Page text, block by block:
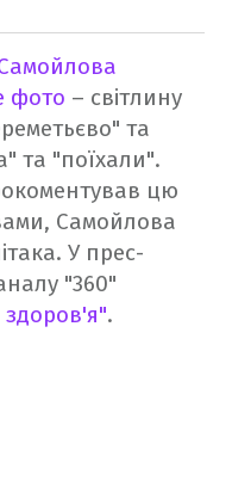
фото – світлину
та
та "поїхали".
цю
Самойлова
У прес-
"360"
.